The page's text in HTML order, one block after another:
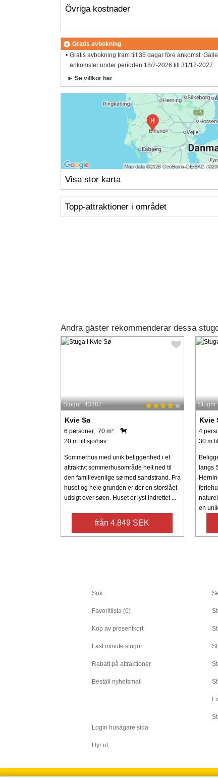
Övriga kostnader
Gratis avbokning
Gratis avbokning fram till 35 dagar före ankomst.
ankomster under perioden 18/7-2026 till 31/12-2027
Se villkor här
Visa stor karta
Topp-attraktioner i området
Andra gäster rekommenderar dessa
Stugnr: 43387
Kvie Sø
6 personer, 70 m²
20 m till sjö/hav:.
Sommerhus med unik beliggenhed i et
attraktivt sommerhusområde helt ned til
den familievenlige sø med sandstrand. Fra
huset og hele grunden er der en storslået
udsigt over søen. Huset er lyst indrettet ...
från 4.849 SEK
Kvie
4
30 m
langs
en unik
Sök
Favoritlista (0)
Köp av presentkort
Last minute stugor
Rabatt på attraktioner
Beställ nyhetsmail
Login husägare sida
Hyr ut